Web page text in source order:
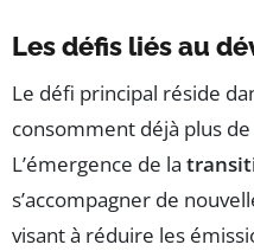
Les défis liés au
Le défi principal réside
consomment déjà plus de
L’émergence de la
s’accompagner de
visant à réduire les